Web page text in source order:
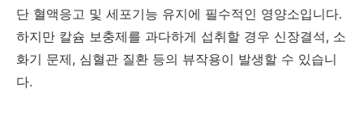
단 혈액응고 및 세포기능 유지에 필수적인 영양소입니다.
하지만 칼슘 보충제를 과다하게 섭취할 경우 신장결석, 소
화기 문제, 심혈관 질환 등의 뷰작용이 발생할 수 있습니
다.